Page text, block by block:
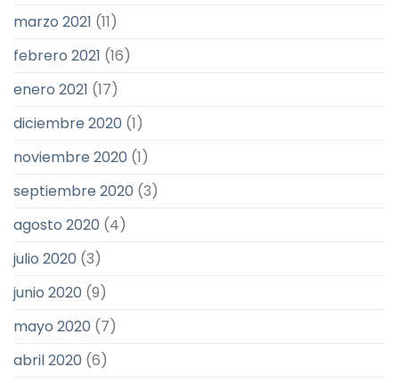
marzo 2021 (11)
febrero 2021 (16)
enero 2021 (17)
diciembre 2020 (1)
noviembre 2020 (1)
septiembre 2020 (3)
agosto 2020 (4)
julio 2020 (3)
junio 2020 (9)
mayo 2020 (7)
abril 2020 (6)